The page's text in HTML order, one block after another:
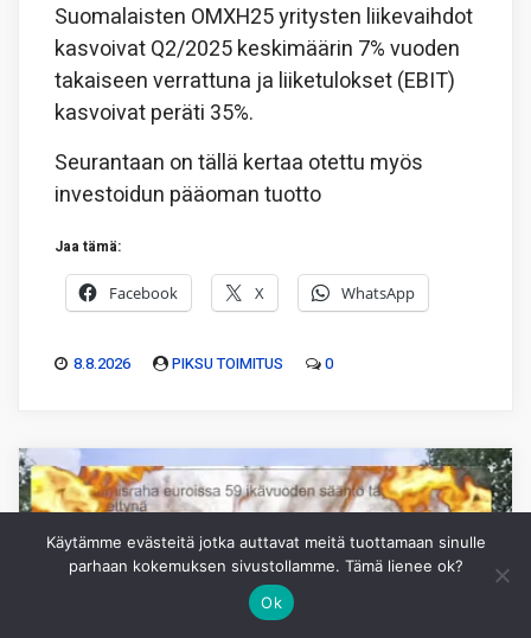
Suomalaisten OMXH25 yritysten liikevaihdot
kasvoivat Q2/2025 keskimäärin 7% vuoden
takaiseen verrattuna ja liiketulokset (EBIT)
kasvoivat peräti 35%.
Seurantaan on tällä kertaa otettu myös
investoidun pääoman tuotto
Jaa tämä:
Facebook X WhatsApp
8.8.2026 PIKSU TOIMITUS 0
Käytämme evästeitä jotka auttavat meitä tuottamaan sinulle
parhaan kokemuksen sivustollamme. Tämä lienee ok?
Ok